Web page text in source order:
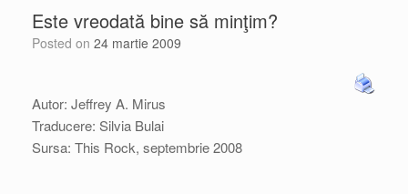
Este vreodată bine să minţim?
Posted on 24 martie 2009
Autor: Jeffrey A. Mirus
Traducere: Silvia Bulai
Sursa: This Rock, septembrie 2008